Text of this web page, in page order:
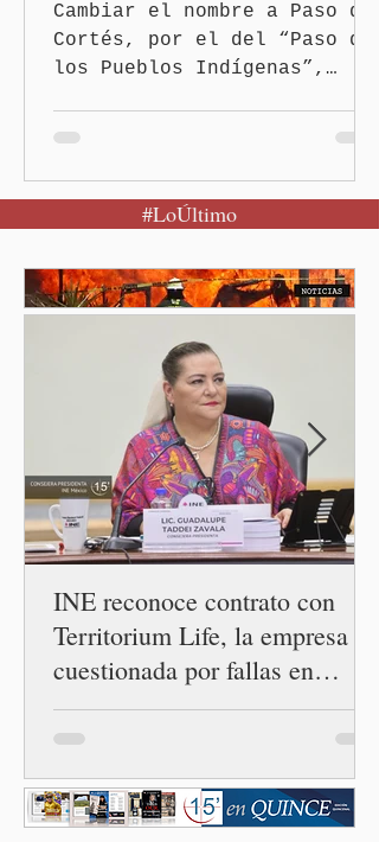
Cambiar el nombre a Paso de
Cortés, por el del “Paso de
los Pueblos Indígenas”,
Jornada Nacional de
Reforestación desde la
Xalitzintla.
#LoÚltimo
INE reconoce contrato con
Territorium Life, la empresa
cuestionada por fallas en
examen de la UNAM